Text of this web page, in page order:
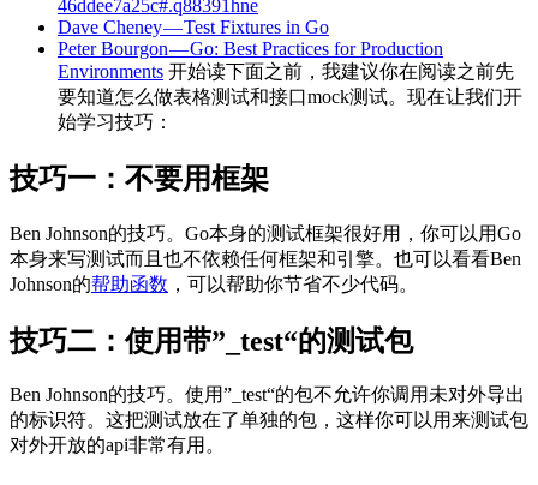
46ddee7a25c#.q88391hne
Dave Cheney — Test Fixtures in Go
Peter Bourgon — Go: Best Practices for Production
Environments 开始读下面之前，我建议你在阅读之前先
要知道怎么做表格测试和接口mock测试。现在让我们开
始学习技巧：
技巧一：不要用框架
Ben Johnson的技巧。Go本身的测试框架很好用，你可以用Go
本身来写测试而且也不依赖任何框架和引擎。也可以看看Ben
Johnson的帮助函数 ，可以帮助你节省不少代码。
技巧二：使用带”_test“的测试包
Ben Johnson的技巧。使用”_test“的包不允许你调用未对外导出
的标识符。这把测试放在了单独的包，这样你可以用来测试包
对外开放的api非常有用。